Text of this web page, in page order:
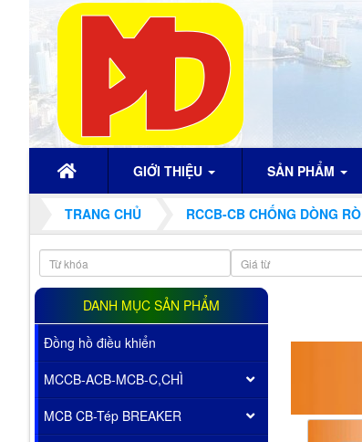
GIỚI THIỆU SẢN PHẨM
TRANG CHỦ RCCB-CB CHỐNG DÒNG RÒ
DANH MỤC SẢN PHẨM
Đồng hồ điều khiển
MCCB-ACB-MCB-C,CHÌ
MCB CB-Tép BREAKER